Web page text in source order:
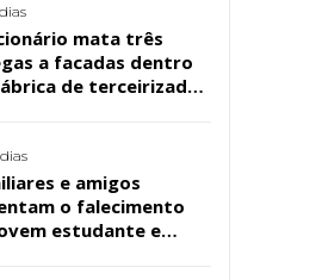
mata três
a facadas dentro
de terceirizada
e amigos
o falecimento
estudante e